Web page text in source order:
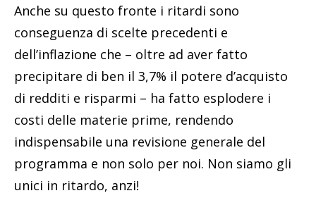
Anche su questo fronte i ritardi sono
conseguenza di scelte precedenti e
dell’inflazione che – oltre ad aver fatto
precipitare di ben il 3,7% il potere d’acquisto
di redditi e risparmi – ha fatto esplodere i
costi delle materie prime, rendendo
indispensabile una revisione generale del
programma e non solo per noi. Non siamo gli
unici in ritardo, anzi!